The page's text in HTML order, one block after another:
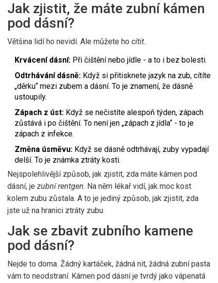
Jak zjistit, že máte zubní kámen
pod dásní?
Většina lidí ho nevidí. Ale můžete ho cítit.
Krvácení dásní: Při čištění nebo jídle - a to i bez bolesti.
Odtrhávání dásně: Když si přitisknete jazyk na zub, cítíte
„děrku“ mezi zubem a dásní. To je znamení, že dásně
ustoupily.
Zápach z úst: Když se nečistíte alespoň týden, zápach
zůstává i po čištění. To není jen „zápach z jídla“ - to je
zápach z infekce.
Změna úsměvu: Když se dásně odtrhávají, zuby vypadají
delší. To je známka ztráty kosti.
Nejspolehlivější způsob, jak zjistit, zda máte kámen pod
dásní, je zubní rentgen. Na něm lékař vidí, jak moc kost
kolem zubu zůstala. A to je jediný způsob, jak zjistit, zda
jste už na hranici ztráty zubu.
Jak se zbavit zubního kamene
pod dásní?
Nejde to doma. Žádný kartáček, žádná nit, žádná zubní pasta
vám to neodstraní. Kámen pod dásní je tvrdý jako vápenatá